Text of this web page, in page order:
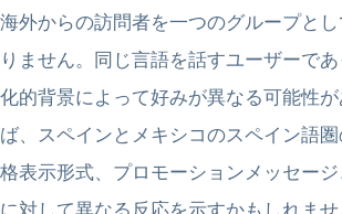
海外からの訪問者を一つのグループと
りません。同じ言語を話すユーザーで
化的背景によって好みが異なる可能性が
ば、スペインとメキシコのスペイン語
格表示形式、プロモーションメッセー